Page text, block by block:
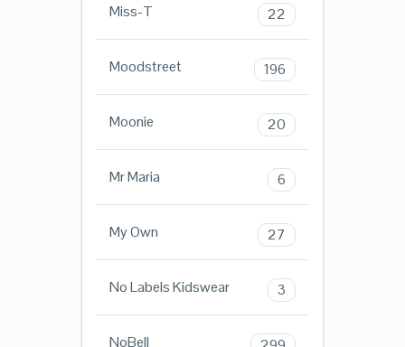
Miss-T 22
Moodstreet 196
Moonie 20
Mr Maria 6
My Own 27
No Labels Kidswear 3
NoBell